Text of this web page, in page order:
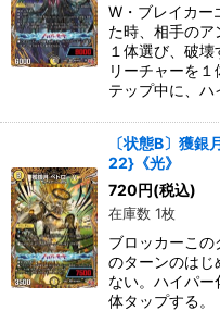
W・ブレイカー
た時、相手の
１体選び、破
リーチャーを
テップ中に、
〔状態B〕獲
22}《光》
720円(税込)
在庫数 1枚
ブロッカーこ
のターンのはじ
ない。ハイパー
体タップする。